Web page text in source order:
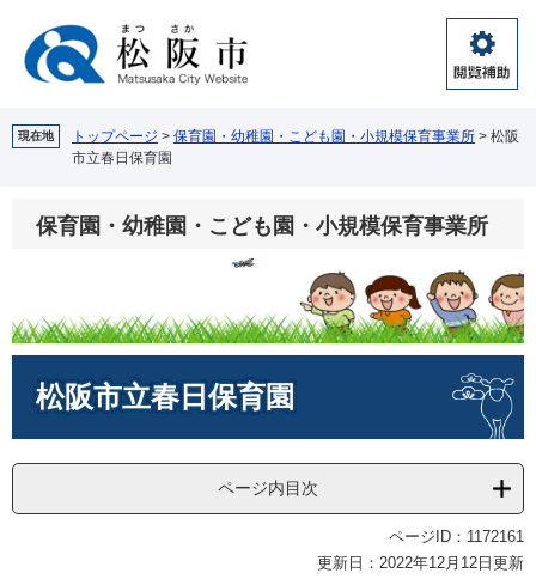
閲
覧
助
現在地 トップページ > 保育園・幼稚園・こども園・小規模保育事業所 > 松阪
市立春日保育園
保育園・幼稚園・こども園・小規模保育事業所
松阪市立春日保育園
ページ内目次
ページID：1172161
更新日：2022年12月12日更新